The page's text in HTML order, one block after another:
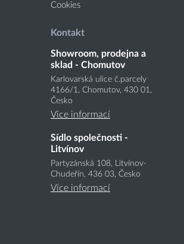
Cookies
Kontakt
Showroom, prodejna a
sklad - Chomutov
Karlovarská ulice č.parcely
4166/1, Chomutov, 430 01,
Česko
Více informací
Sídlo společnosti -
Litvínov
Partyzánská 108, Litvínov-
Chudeřín, 436 03, Česko
Více informací